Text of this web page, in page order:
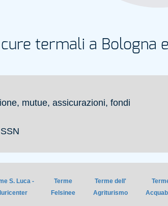
termali a Bologna e
mutue, assicurazioni, fondi
S. Luca -
Terme
Felsinee
Terme dell'
Agriturismo